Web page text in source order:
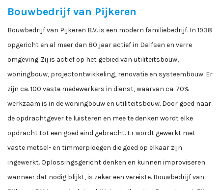
Bouwbedrijf van Pijkeren
Bouwbedrijf van Pijkeren B.V. is een modern familiebedrijf. In 1938
opgericht en al meer dan 80 jaar actief in Dalfsen en verre
omgeving. Zij is actief op het gebied van utiliteitsbouw,
woningbouw, projectontwikkeling, renovatie en systeembouw. Er
zijn ca. 100 vaste medewerkers in dienst, waarvan ca. 70%
werkzaam is in de woningbouw en utiliteitsbouw. Door goed naar
de opdrachtgever te luisteren en mee te denken wordt elke
opdracht tot een goed eind gebracht. Er wordt gewerkt met
vaste metsel- en timmerploegen die goed op elkaar zijn
ingewerkt. Oplossingsgericht denken en kunnen improviseren
wanneer dat nodig blijkt, is zeker een vereiste. Bouwbedrijf van